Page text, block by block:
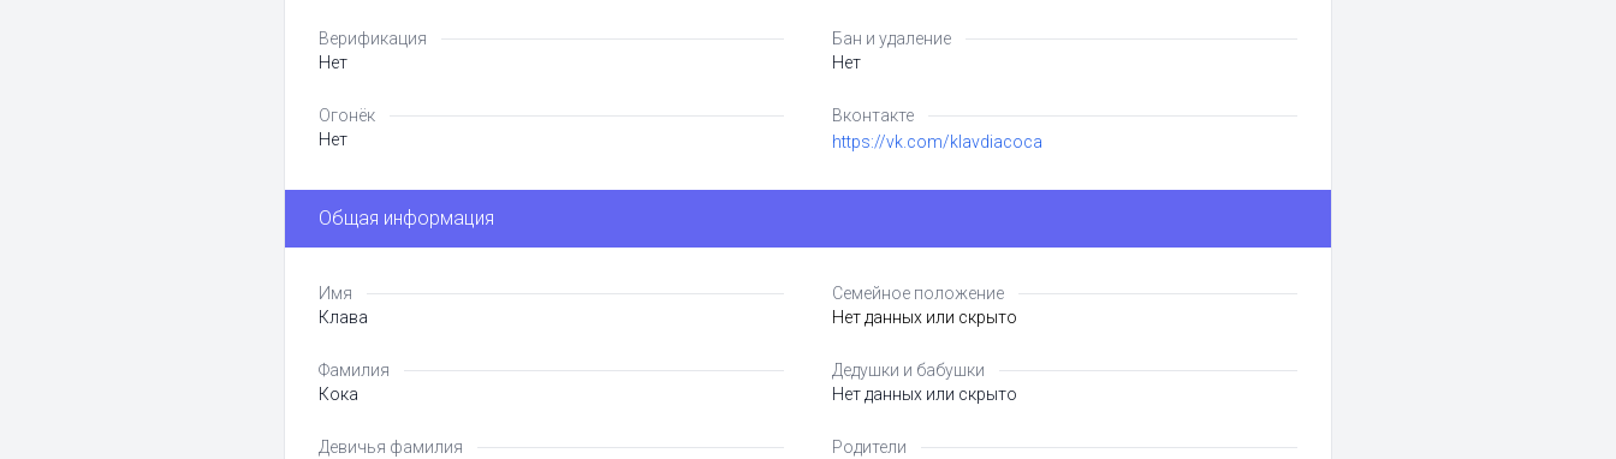
Верификация
Нет
Огонёк
Нет
Бан и удаление
Нет
Вконтакте
https://vk.com/klavdiacoca
Общая информация
Имя
Клава
Фамилия
Кока
Девичья фамилия
Семейное положение
Нет данных или скрыто
Дедушки и бабушки
Нет данных или скрыто
Родители